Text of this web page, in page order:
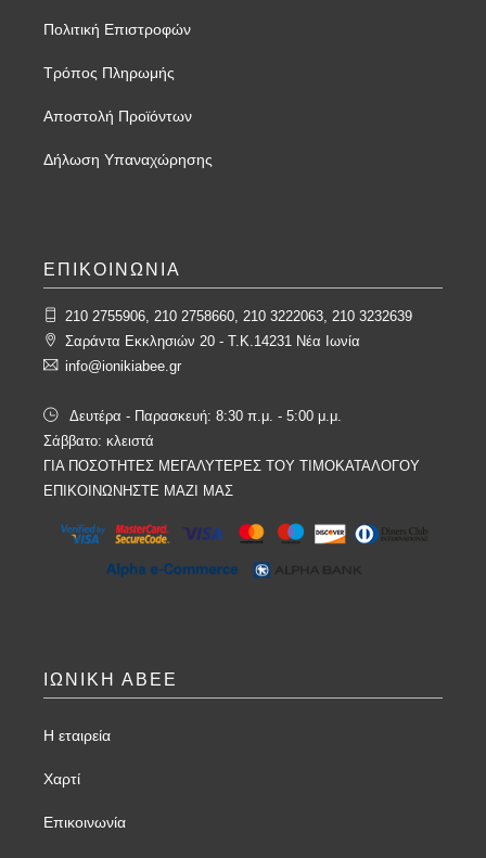
Πολιτική Επιστροφών
Τρόπος Πληρωμής
Αποστολή Προϊόντων
Δήλωση Υπαναχώρησης
ΕΠΙΚΟΙΝΩΝΙΑ
210 2755906, 210 2758660, 210 3222063, 210 3232639
Σαράντα Εκκλησιών 20 - T.K.14231 Νέα Ιωνία
info@ionikiabee.gr
Δευτέρα - Παρασκευή: 8:30 π.μ. - 5:00 μ.μ.
Σάββατο: κλειστά
ΓΙΑ ΠΟΣΟΤΗΤΕΣ ΜΕΓΑΛΥΤΕΡΕΣ ΤΟΥ ΤΙΜΟΚΑΤΑΛΟΓΟΥ
ΕΠΙΚΟΙΝΩΝΗΣΤΕ ΜΑΖΙ ΜΑΣ
ΙΩΝΙΚΗ ΑΒΕΕ
Η εταιρεία
Χαρτί
Επικοινωνία